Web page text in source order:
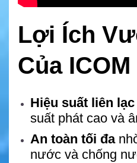
Lợi Ích
Của ICOM
Hiệu suất liên
suất phát cao và
An toàn tối đa
nước và chống